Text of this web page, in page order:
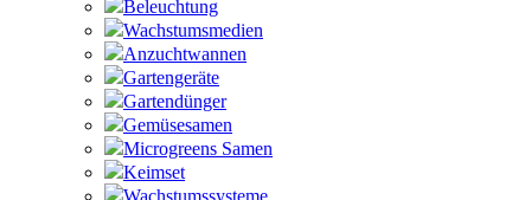
Beleuchtung
Wachstumsmedien
Anzuchtwannen
Gartengeräte
Gartendünger
Gemüsesamen
Microgreens Samen
Keimset
Wachstumssysteme